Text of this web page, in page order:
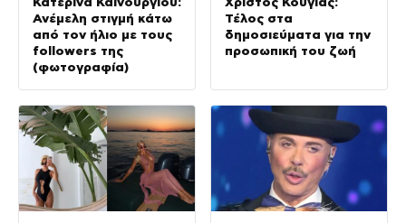
Ανέμελη στιγμή κάτω
από τον ήλιο με τους
followers της
(φωτογραφία)
Τέλος στα
δημοσιεύματα για την
προσωπική του ζωή